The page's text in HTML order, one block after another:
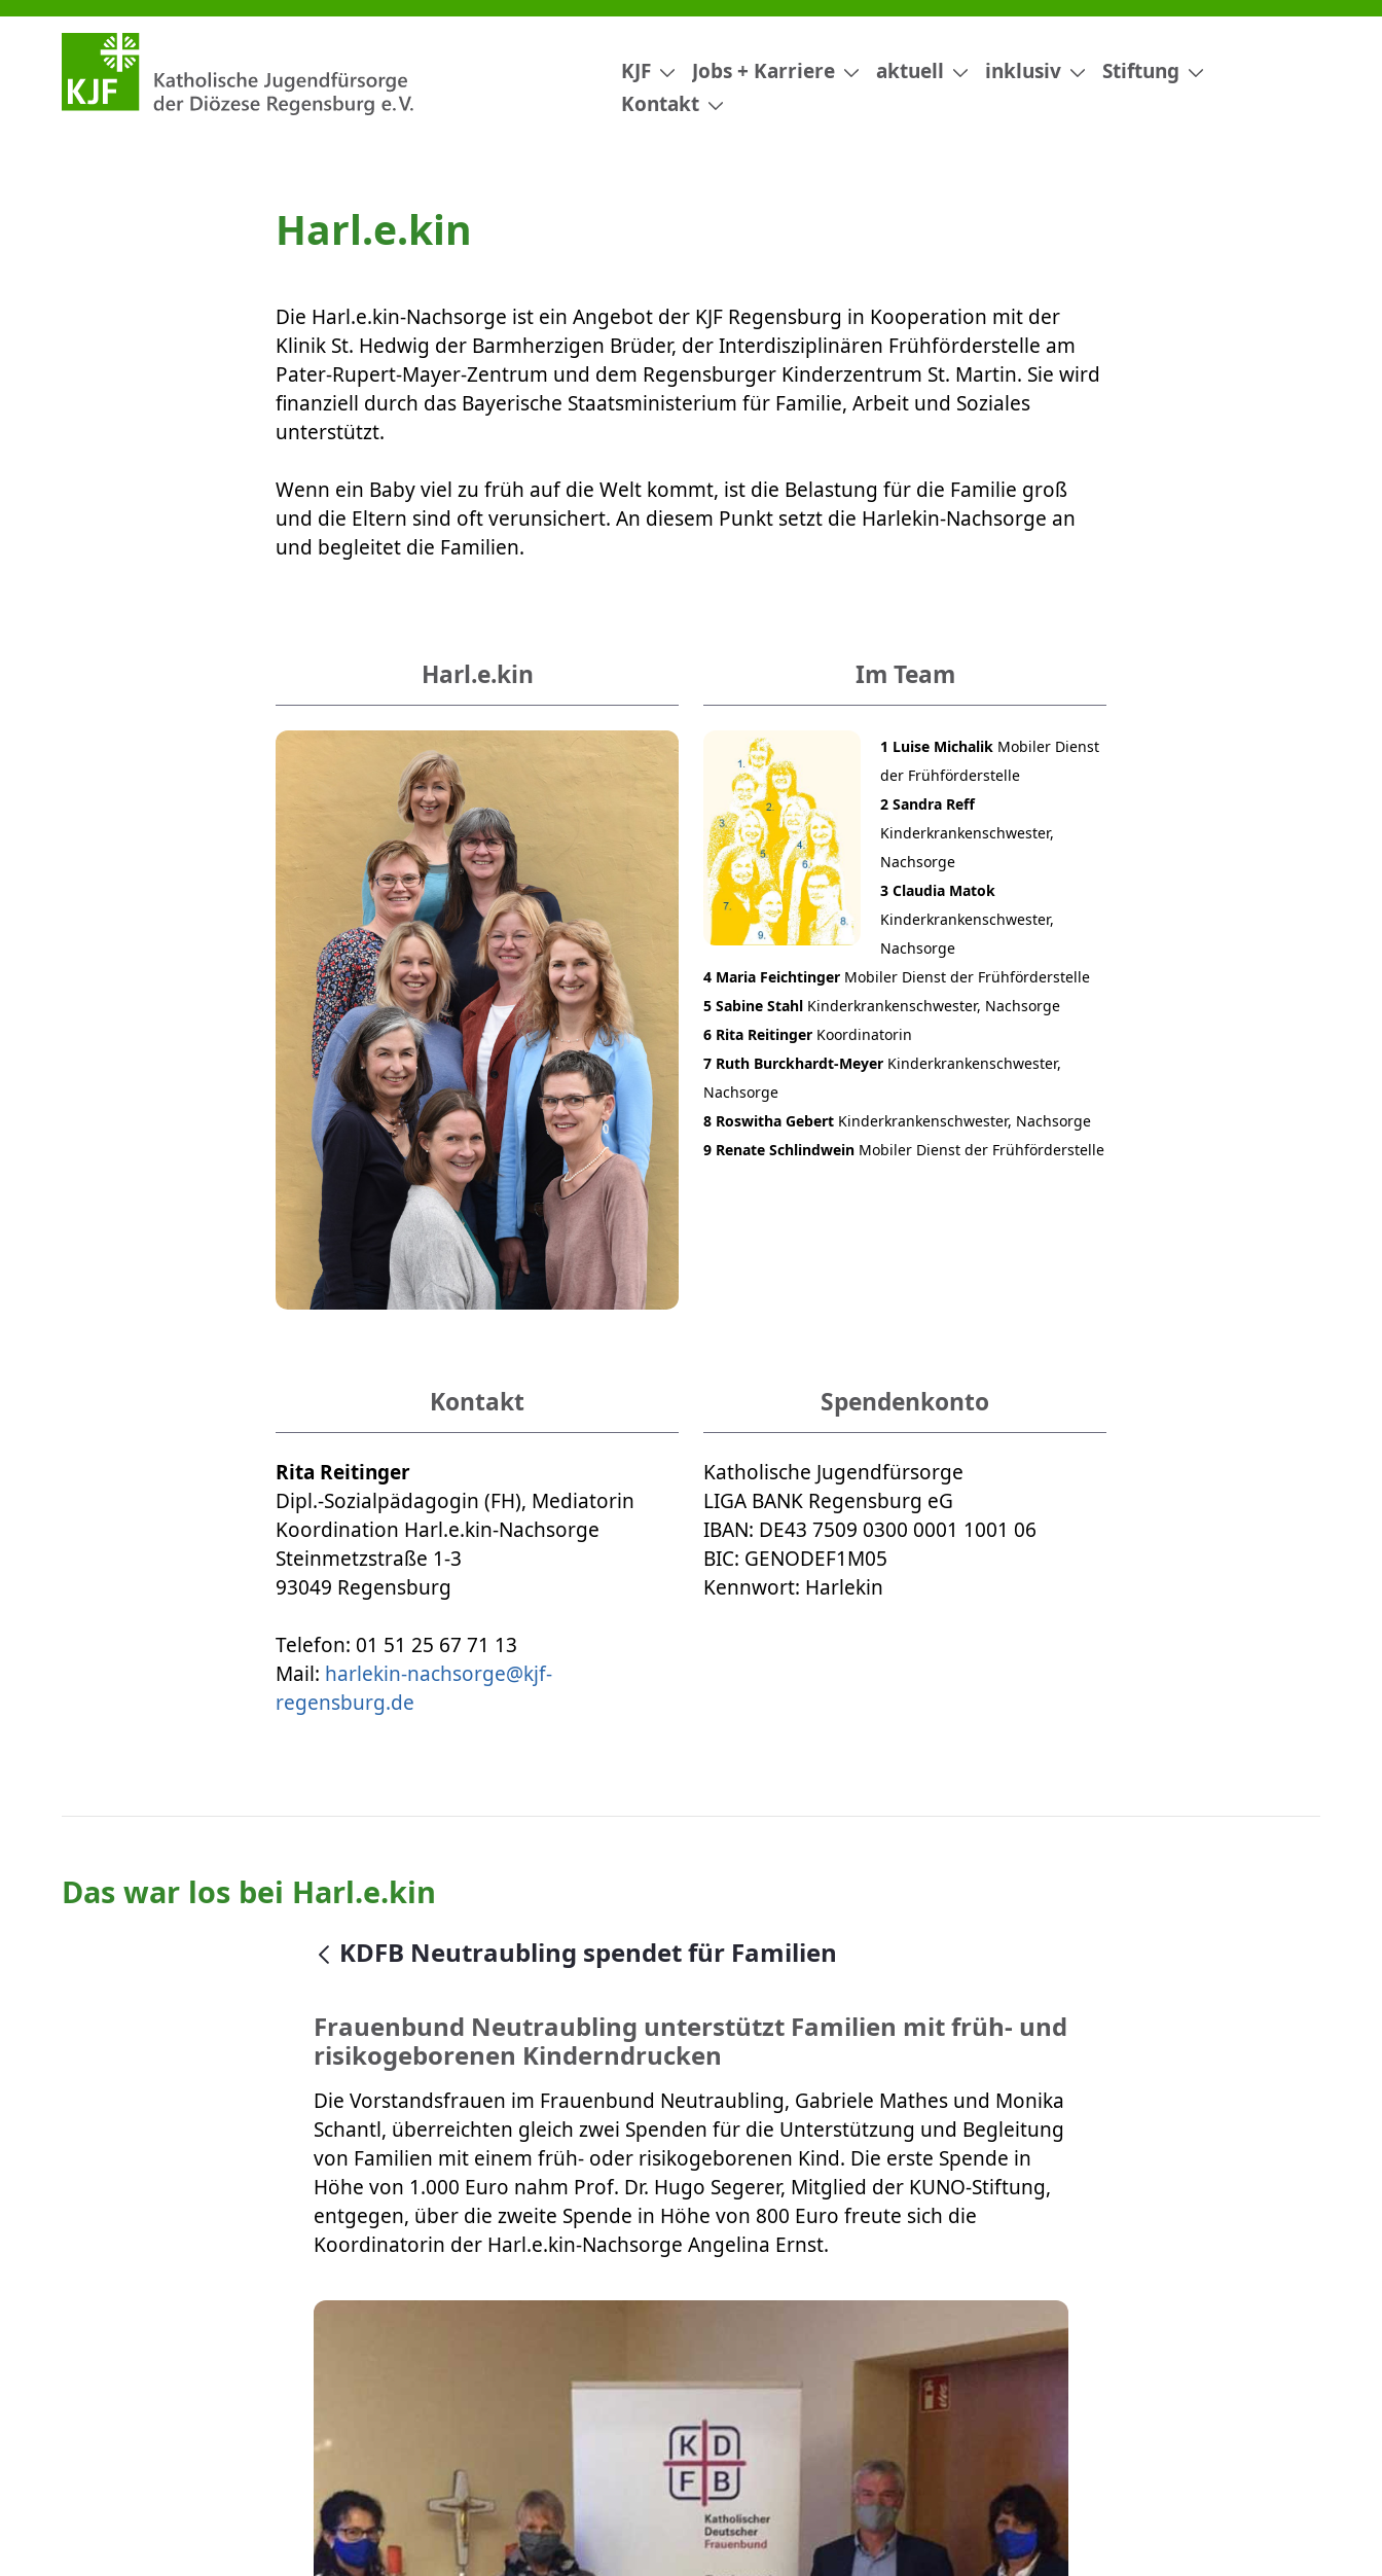
KDFB Neutraubling spendet für Familien
KJF Jobs + Karriere aktuell inklusiv
Stiftung
Kontakt
Harl.e.kin
Die Harl.e.kin-Nachsorge ist ein Angebot der KJF Regensburg in Kooperation mit der
Klinik St. Hedwig der Barmherzigen Brüder, der Interdisziplinären Frühförderstelle am
Pater-Rupert-Mayer-Zentrum und dem Regensburger Kinderzentrum St. Martin. Sie wird
finanziell durch das Bayerische Staatsministerium für Familie, Arbeit und Soziales
unterstützt.
​​​​​​​Wenn ein Baby viel zu früh auf die Welt kommt, ist die Belastung für die Familie groß
und die Eltern sind oft verunsichert. An diesem Punkt setzt die Harlekin-Nachsorge an
und begleitet die Familien.​
Harl.e.kin Im Team
​​​​​​​1 ​​​​​​​Luise Michalik ​​​​​​​​​​​​​​Mobiler Dienst
der Frühförderstelle
2 Sandra Reff​​​​​
Kinderkrankenschwester,
Nachsorge
3 Claudia Matok
Kinderkrankenschwester,
Nachsorge
4 Maria Feichtinger ​​​​​​​​​​​​​​Mobiler Dienst der Frühförderstelle
5 Sabine Stahl ​​​​​​​Kinderkrankenschwester, Nachsorge
6 Rita Reitinger Koordinatorin
7 Ruth Burckhardt-Meyer Kinderkrankenschwester,
Nachsorge
8 Roswitha Gebert ​​​​​​​Kinderkrankenschwester, Nachsorge
9 Renate Schlindwein ​​​​​​​ Mobiler Dienst der Frühförderstelle
Kontakt
Rita Reitinger
Dipl.-Sozialpädagogin (FH), Mediatorin
Koordination Harl.e.kin-Nachsorge
Steinmetzstraße 1-3
​​​​​​​93049 Regensburg
​​​​​​​Telefon: 01 51 25 67 71 13
Mail: harlekin-nachsorge@kjf-
regensburg.de
Spendenkonto
Katholische Jugendfürsorge
​​​​​​​LIGA BANK Regensburg eG​
IBAN: DE43 7509 0300 0001 1001 06
​​​​​​​BIC: GENODEF1M05
​​​​​​​Kennwort: Harlekin
Das war los bei Harl.e.kin
null
KDFB Neutraubling spendet für Familien
Frauenbund Neutraubling unterstützt Familien mit früh- und
risikogeborenen Kinderndrucken
Die Vorstandsfrauen im Frauenbund Neutraubling, Gabriele Mathes und Monika
Schantl, überreichten gleich zwei Spenden für die Unterstützung und Begleitung
von Familien mit einem früh- oder risikogeborenen Kind. Die erste Spende in
Höhe von 1.000 Euro nahm Prof. Dr. Hugo Segerer, Mitglied der KUNO-Stiftung,
entgegen, über die zweite Spende in Höhe von 800 Euro freute sich die
Koordinatorin der Harl.e.kin-Nachsorge Angelina Ernst.